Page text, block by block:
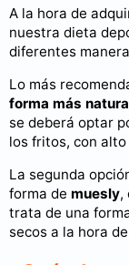
A la hora de
nuestra dieta
diferentes
Lo más
forma más
se deberá optar
los fritos, con
La segunda
forma de muesly,
trata de una
secos a la hora